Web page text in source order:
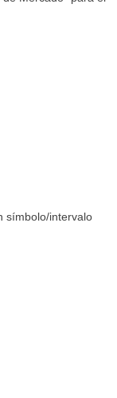
símbolo/intervalo